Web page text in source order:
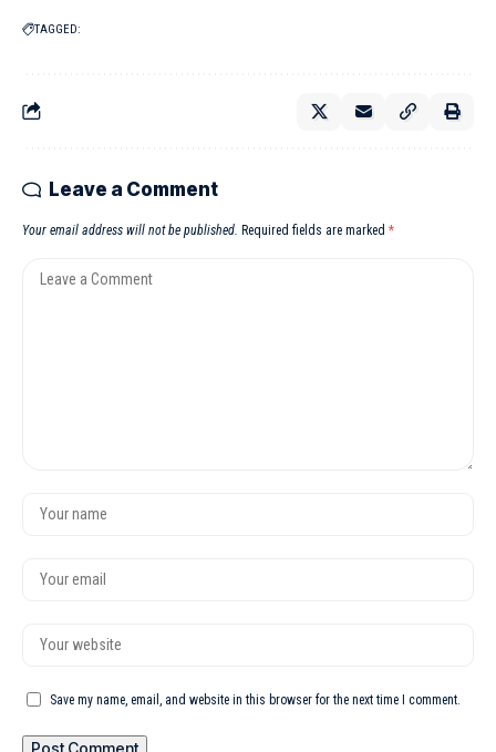
TAGGED:
Leave a Comment
Your email address will not be published. Required fields are marked *
Save my name, email, and website in this browser for the next time I comment.